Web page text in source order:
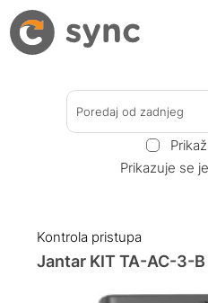
Poredaj od zadnjeg
Prikazuje se
Kontrola pristupa
Jantar KIT TA-AC-3-B